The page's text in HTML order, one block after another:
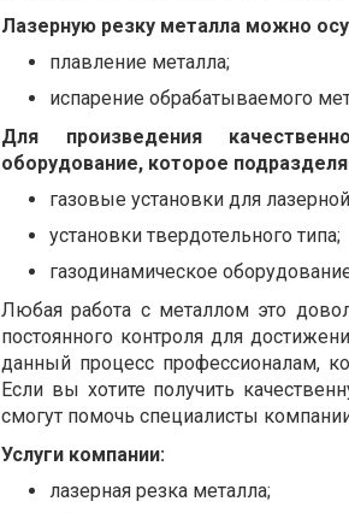
Лазерную резку металла можно
плавление металла;
испарение обрабатываемого
Для произведения
оборудование, которое
газовые установки для
установки твердотельного типа;
газодинамическое
Любая работа с металлом это
постоянного контроля для
данный процесс профессионалам,
Если вы хотите получить
смогут помочь специалисты
Услуги компании:
лазерная резка металла;